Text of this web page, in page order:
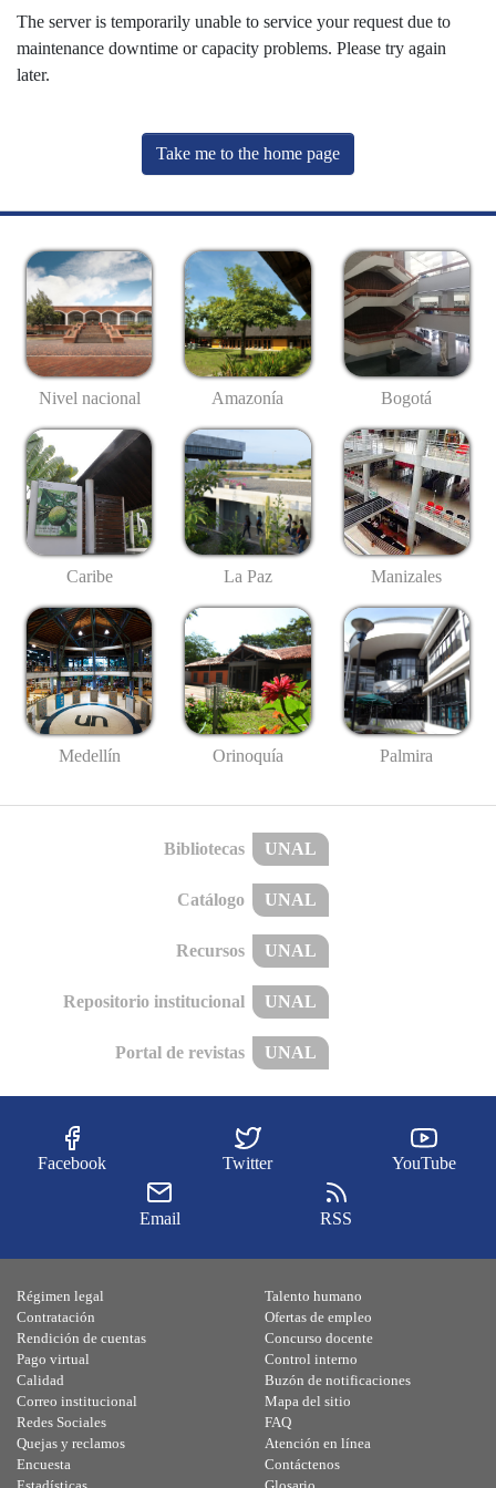
The server is temporarily unable to service your request due to
maintenance downtime or capacity problems. Please try again
later.
Take me to the home page
Nivel nacional Amazonía Bogotá
Caribe La Paz Manizales
Medellín Orinoquía Palmira
Bibliotecas UNAL
Catálogo UNAL
Recursos UNAL
Repositorio institucional UNAL
Portal de revistas UNAL
Facebook Twitter YouTube
Email RSS
Régimen legal
Contratación
Rendición de cuentas
Pago virtual
Calidad
Talento humano
Ofertas de empleo
Concurso docente
Control interno
Buzón de notificaciones
Correo institucional
Redes Sociales
Quejas y reclamos
Encuesta
Mapa del sitio
FAQ
Atención en línea
Contáctenos